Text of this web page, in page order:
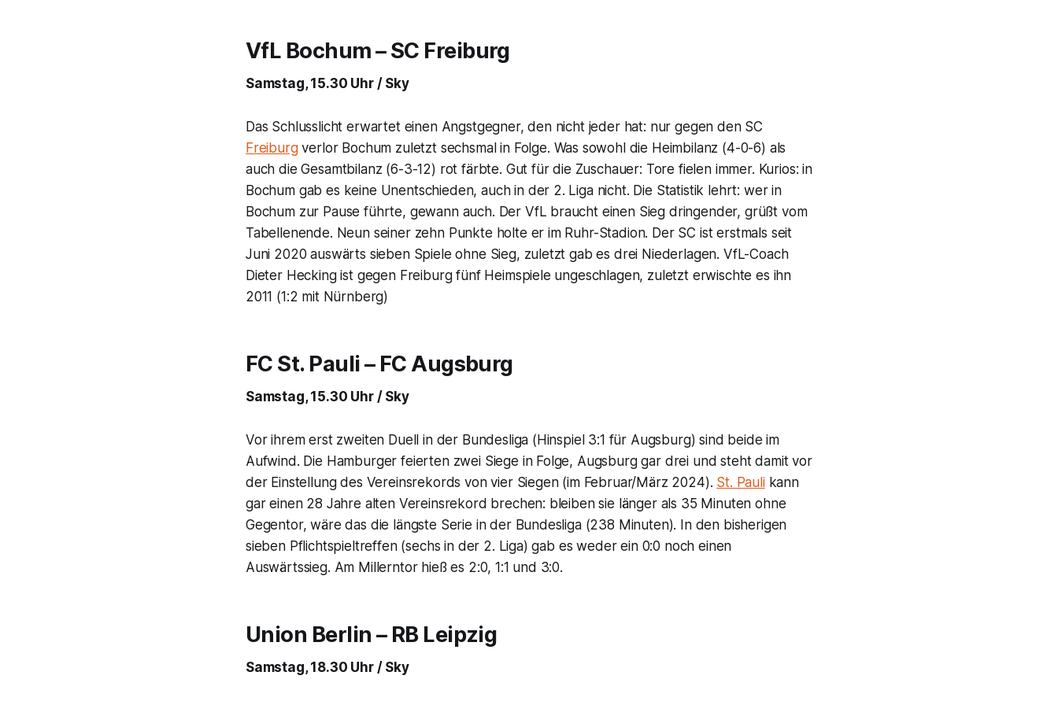
VfL Bochum – SC Freiburg
Samstag, 15.30 Uhr / Sky
Das Schlusslicht erwartet einen Angstgegner, den nicht jeder hat: nur gegen den SC
Freiburgverlor Bochum zuletzt sechsmal in Folge. Was sowohl die Heimbilanz (4-0-6) als
auch die Gesamtbilanz (6-3-12) rot färbte. Gut für die Zuschauer: Tore fielen immer. Kurios: in
Bochum gab es keine Unentschieden, auch in der 2. Liga nicht. Die Statistik lehrt: wer in
Bochum zur Pause führte, gewann auch. Der VfL braucht einen Sieg dringender, grüßt vom
Tabellenende. Neun seiner zehn Punkte holte er im Ruhr-Stadion. Der SC ist erstmals seit
Juni 2020 auswärts sieben Spiele ohne Sieg, zuletzt gab es drei Niederlagen. VfL-Coach
Dieter Hecking ist gegen Freiburg fünf Heimspiele ungeschlagen, zuletzt erwischte es ihn
2011 (1:2 mit Nürnberg)
FC St. Pauli – FC Augsburg
Samstag, 15.30 Uhr / Sky
Vor ihrem erst zweiten Duell in der Bundesliga (Hinspiel 3:1 für Augsburg) sind beide im
Aufwind. Die Hamburger feierten zwei Siege in Folge, Augsburg gar drei und steht damit vor
der Einstellung des Vereinsrekords von vier Siegen (im Februar/März 2024). St. Paulikann
gar einen 28 Jahre alten Vereinsrekord brechen: bleiben sie länger als 35 Minuten ohne
Gegentor, wäre das die längste Serie in der Bundesliga (238 Minuten). In den bisherigen
sieben Pflichtspieltreffen (sechs in der 2. Liga) gab es weder ein 0:0 noch einen
Auswärtssieg. Am Millerntor hieß es 2:0, 1:1 und 3:0.
Union Berlin – RB Leipzig
Samstag, 18.30 Uhr / Sky